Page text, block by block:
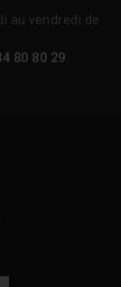
au vendredi de
80 80 29